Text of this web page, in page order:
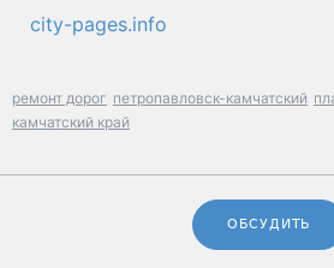
city-pages.info
ремонт дорог петропавловск-камчатский
камчатский край
ОБСУДИТЬ